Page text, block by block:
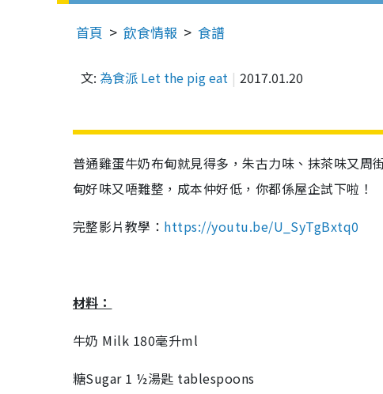
首頁 飲食情報 食譜
文: 為食派 Let the pig eat 2017.01.20
普通雞蛋牛奶布甸就見得多，朱古力味、抹茶味又周
甸好味又唔難整，成本仲好低，你都係屋企試下啦！
完整影片教學： https://youtu.be/U_SyTgBxtq0
材料：
牛奶 Milk 180毫升ml
糖Sugar 1 ½湯匙 tablespoons